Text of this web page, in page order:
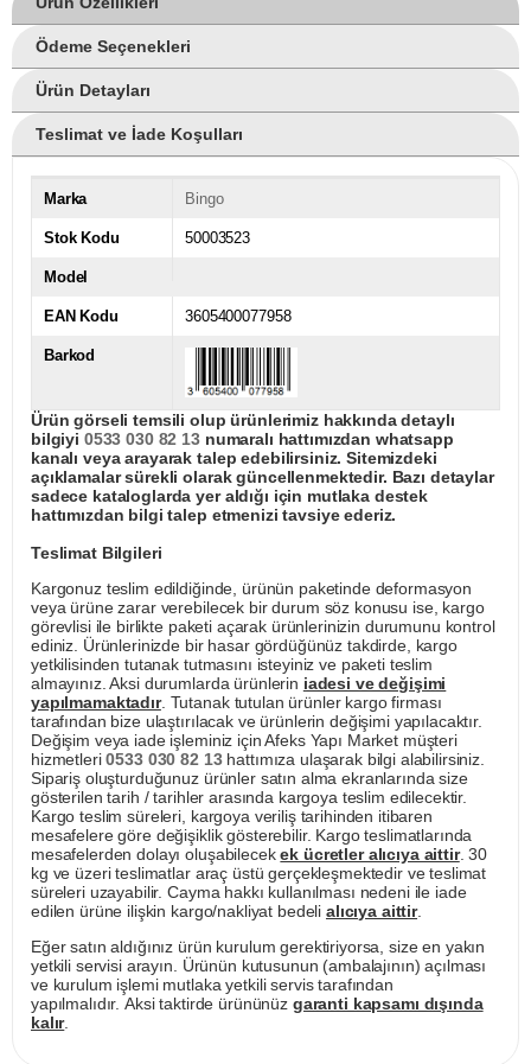
Ödeme Seçenekleri
Ürün Detayları
Teslimat ve İade Koşulları
Marka Bingo
Stok Kodu 50003523
Model
EAN Kodu 3605400077958
Barkod
Ürün görseli temsili olup ürünlerimiz hakkında detaylı
bilgiyi 0533 030 82 13numaralı hattımızdan whatsapp
kanalı veya arayarak talep edebilirsiniz. Sitemizdeki
açıklamalar sürekli olarak güncellenmektedir. Bazı detaylar
sadece kataloglarda yer aldığı için mutlaka destek
hattımızdan bilgi talep etmenizi tavsiye ederiz.
Teslimat Bilgileri
Kargonuz teslim edildiğinde, ürünün paketinde deformasyon
veya ürüne zarar verebilecek bir durum söz konusu ise, kargo
görevlisi ile birlikte paketi açarak ürünlerinizin durumunu kontrol
ediniz. Ürünlerinizde bir hasar gördüğünüz takdirde, kargo
yetkilisinden tutanak tutmasını isteyiniz ve paketi teslim
almayınız. Aksi durumlarda ürünlerin iadesi ve değişimi
yapılmamaktadır. Tutanak tutulan ürünler kargo firması
tarafından bize ulaştırılacak ve ürünlerin değişimi yapılacaktır.
Değişim veya iade işleminiz için Afeks Yapı Market müşteri
hizmetleri0533 030 82 13hattımıza ulaşarak bilgi alabilirsiniz.
Sipariş oluşturduğunuz ürünler satın alma ekranlarında size
gösterilen tarih / tarihler arasında kargoya teslim edilecektir.
Kargo teslim süreleri, kargoya veriliş tarihinden itibaren
mesafelere göre değişiklik gösterebilir. Kargo teslimatlarında
mesafelerden dolayı oluşabilecekek ücretler alıcıya aittir. 30
kg ve üzeri teslimatlar araç üstü gerçekleşmektedir ve teslimat
süreleri uzayabilir. Cayma hakkı kullanılması nedeni ile iade
edilen ürüne ilişkin kargo/nakliyat bedeli alıcıya aittir.
Eğer satın aldığınız ürün kurulum gerektiriyorsa, size en yakın
yetkili servisi arayın. Ürünün kutusunun (ambalajının) açılması
ve kurulum işlemi mutlaka yetkili servis tarafından
yapılmalıdır. Aksi taktirde ürününüz garanti kapsamı dışında
kalır.